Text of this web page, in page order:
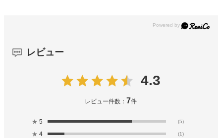
レビュー
4.3
レビュー件数： 7件
★ 5 (5)
★ 4 (1)